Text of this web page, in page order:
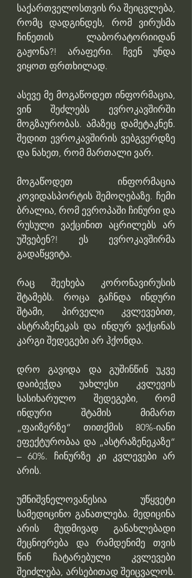
საქართველოსთვის რა შეიცვლება,
რომც დადგინდეს, რომ ვირუსმა
ჩინეთის ლაბორატორიიდან
გაჟონა?! არაფერი. ჩვენ უნდა
ვიყოთ ფრთხილად.
ასევე მე მოგაწოდეთ ინფორმაცია,
ვინ შეძლებს ევროკავშირში
მოგზაურობას. ამაზეც დამეტაკნენ.
შედით ევროკავშირის ვებგვერდზე
და ნახეთ, რომ მართალი ვარ.
მოგაწოდეთ ინფორმაცია
კოვიდასპორტის შემოღებაზე. ჩემი
ბრალია, რომ ევროპაში ჩინური და
რუსული ვაქცინით აცრილებს არ
უშვებენ?! ეს ევროკავშირმა
გადაწყვიტა.
რაც შეეხება კორონავირუსის
შტამებს. როცა გაჩნდა ინდური
შტამი, პირველი კვლევებით,
ასტრაზენეკას და ინდურ ვაქცინას
კარგი შედეგები არ ჰქონდა.
დრო გავიდა და გუშინწინ უკვე
დაიბეჭდა უახლესი კვლევის
სასიხარულო შედეგები, რომ
ინდური შტამის მიმართ
„ფაიზერზე“ თითქმის 80%-იანი
ეფექტურობაა და „ასტრაზენეკაზე“
– 60%. ჩინურზე კი კვლევები არ
არის.
უმნიშვნელოვანესია უწყვეტი
სამედიცინო განათლება. მედიცინა
არის მუდმივად განახლებადი
მეცნიერება და რამდენიმე თვის
წინ ჩატარებული კვლევები
შეიძლება, არსებითად შეიცვალოს.